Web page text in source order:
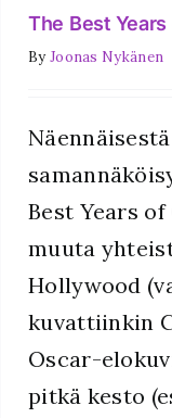
The Best
ByJoonas Nykänen
Best Years
muuta
Hollywood
kuvattiinkin
Oscar-
pitkä kesto